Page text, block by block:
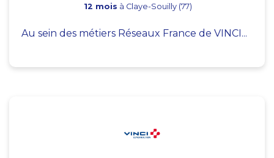
12 mois à Claye-Souilly (77)
Au sein des métiers Réseaux France de VINCI...